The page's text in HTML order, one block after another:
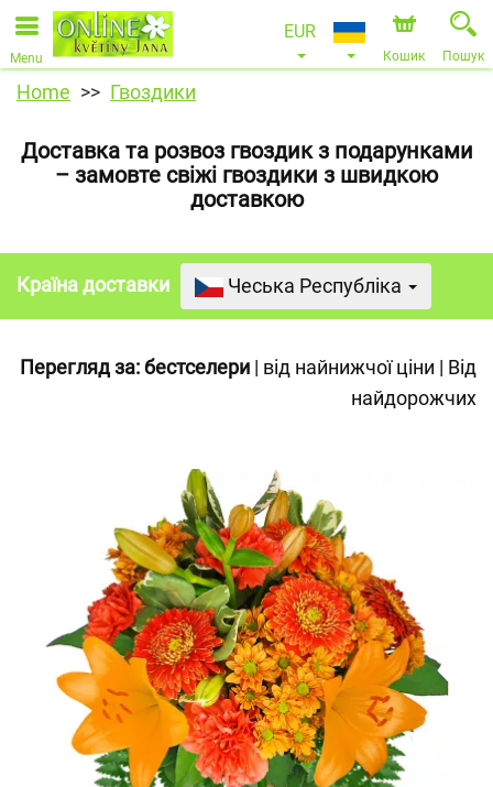
Menu
EUR
Кошик Пошук
Home Гвоздики
Доставка та розвоз гвоздик з подарунками
– замовте свіжі гвоздики з швидкою
доставкою
Країна доставки Чеська Республіка
Перегляд за:бестселери | від найнижчої ціни | Від
найдорожчих